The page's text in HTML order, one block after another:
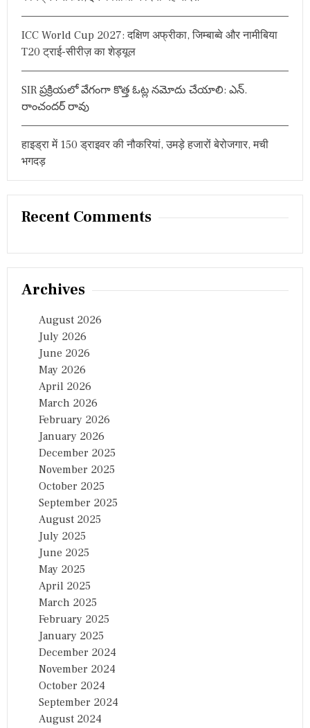
ICC World Cup 2027: दक्षिण अफ्रीका, जिम्बाब्वे और नामीबिया
T20 ट्राई-सीरीज़ का शेड्यूल
SIR ప్రక్రియలో వేగంగా కొత్త ఓట్ల నమోదు చేయాలి: ఎన్.
రాంచందర్ రావు
हाइड्रा में 150 ड्राइवर की नौकरियां, उमड़े हजारों बेरोजगार, मची
भगदड़
Recent Comments
Archives
August 2026
July 2026
June 2026
May 2026
April 2026
March 2026
February 2026
January 2026
December 2025
November 2025
October 2025
September 2025
August 2025
July 2025
June 2025
May 2025
April 2025
March 2025
February 2025
January 2025
December 2024
November 2024
October 2024
September 2024
August 2024